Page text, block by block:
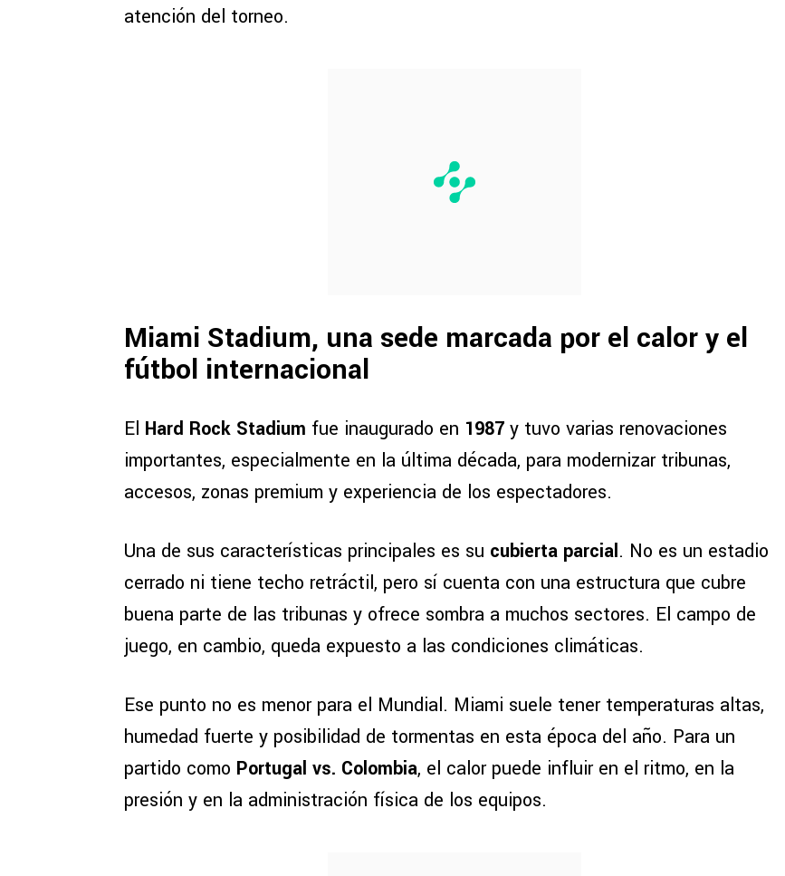
atención del torneo.
Miami Stadium, una sede marcada por el calor y el
fútbol internacional
El Hard Rock Stadium fue inaugurado en 1987 y tuvo varias renovaciones
importantes, especialmente en la última década, para modernizar tribunas,
accesos, zonas premium y experiencia de los espectadores.
Una de sus características principales es su cubierta parcial. No es un estadio
cerrado ni tiene techo retráctil, pero sí cuenta con una estructura que cubre
buena parte de las tribunas y ofrece sombra a muchos sectores. El campo de
juego, en cambio, queda expuesto a las condiciones climáticas.
Ese punto no es menor para el Mundial. Miami suele tener temperaturas altas,
humedad fuerte y posibilidad de tormentas en esta época del año. Para un
partido como Portugal vs. Colombia, el calor puede influir en el ritmo, en la
presión y en la administración física de los equipos.